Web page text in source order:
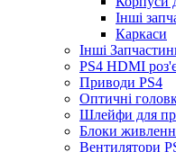
Інші
Каркаси
Інші
PS4 HDMI
Приводи PS4
Оптичні
Шлейфи для
Блоки
Вентилятори